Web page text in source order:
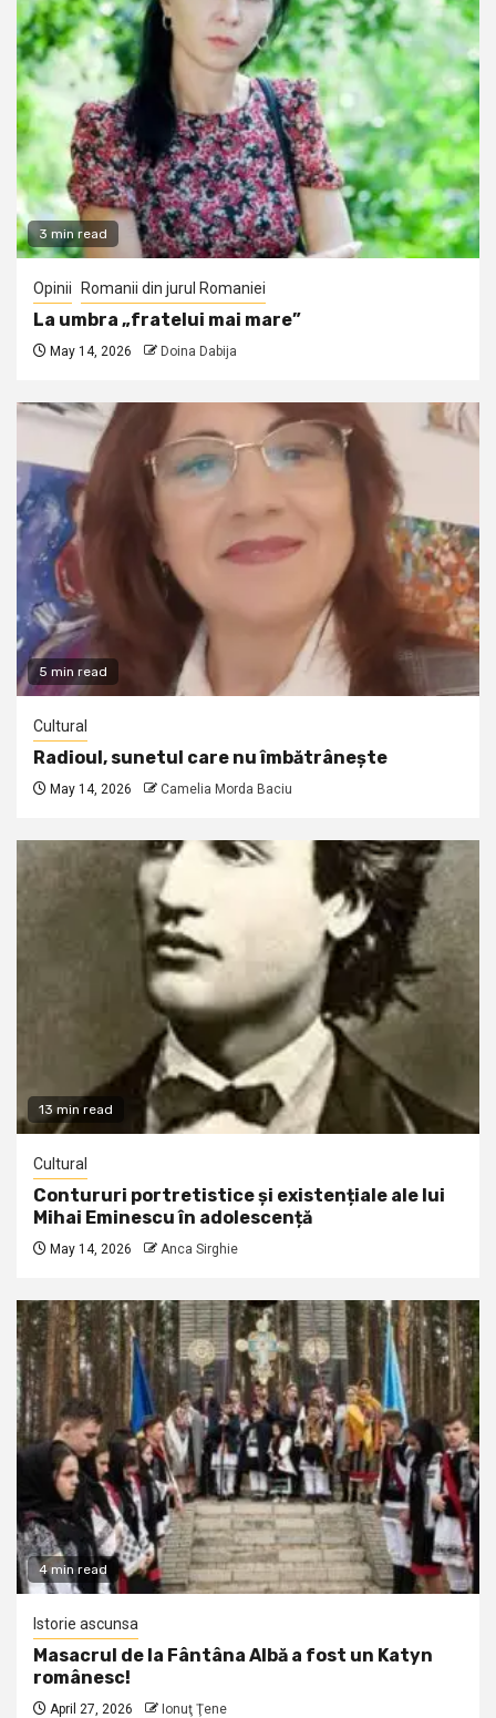
3 min read
Opinii Romanii din jurul Romaniei
La umbra „fratelui mai mare”
May 14, 2026 Doina Dabija
5 min read
Cultural
Radioul, sunetul care nu îmbătrânește
May 14, 2026 Camelia Morda Baciu
13 min read
Cultural
Contururi portretistice și existențiale ale lui
Mihai Eminescu în adolescență
May 14, 2026 Anca Sirghie
4 min read
Istorie ascunsa
Masacrul de la Fântâna Albă a fost un Katyn
românesc!
April 27, 2026 Ionuţ Ţene